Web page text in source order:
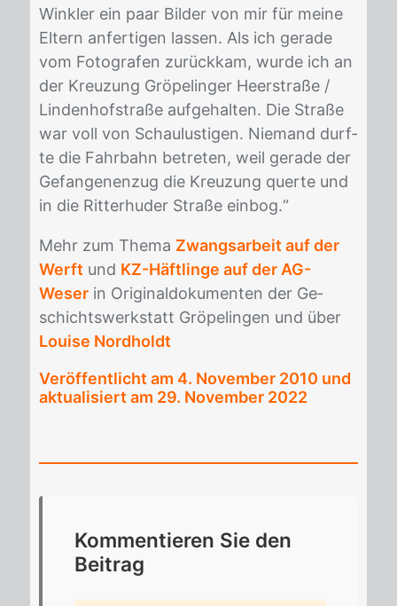
Wink­ler ein paar Bil­der von mir für mei­ne
El­tern an­fer­ti­gen las­sen. Als ich ge­ra­de
vom Fo­to­gra­fen zu­rück­kam, wur­de ich an
der Kreu­zung Grö­pe­lin­ger Heer­stra­ße /
Lin­den­hof­stra­ße auf­ge­hal­ten. Die Stra­ße
war voll von Schau­lus­ti­gen. Nie­mand durf­
te die Fahr­bahn be­tre­ten, weil ge­ra­de der
Ge­fan­ge­nen­zug die Kreu­zung quer­te und
in die Rit­ter­hu­der Stra­ße ein­bog.“
Mehr zum The­ma Zwangsarbeit auf der
Werft und KZ-Häftlinge auf der AG-
Weser in Ori­gi­nal­do­ku­men­ten der Ge­
schichts­werk­statt Grö­pe­lin­gen und über
Louise Nordholdt
Veröffentlicht am 4. November 2010 und
aktualisiert am 29. November 2022
Kom­men­tie­ren Sie den
Bei­trag